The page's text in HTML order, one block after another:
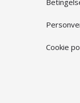
Cookie